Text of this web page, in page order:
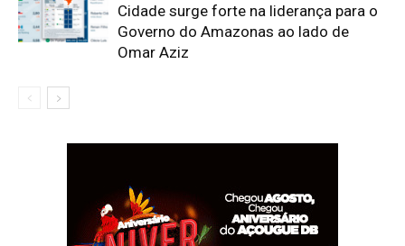
Cidade surge forte na liderança para o
Governo do Amazonas ao lado de
Omar Aziz